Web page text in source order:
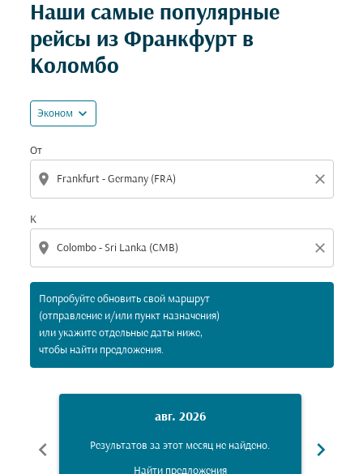
Наши самые популярные
рейсы из Франкфурт в
Коломбо
Эконом expand_more
От
location_on close
К
location_on close
Попробуйте обновить свой маршрут
(отправление и/или пункт назначения)
или укажите отдельные даты ниже,
чтобы найти предложения.
Попробуйте обновить свой маршрут
chevron_left
авг. 2026
Результатов за этот месяц не найдено.
Найти предложения
chevron_right